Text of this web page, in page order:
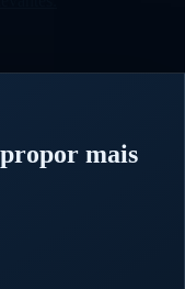
mais